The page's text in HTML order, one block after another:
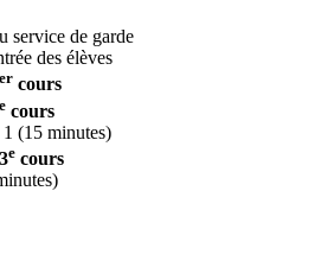
service de garde
des élèves
er cours
e cours
(15 minutes)
e cours